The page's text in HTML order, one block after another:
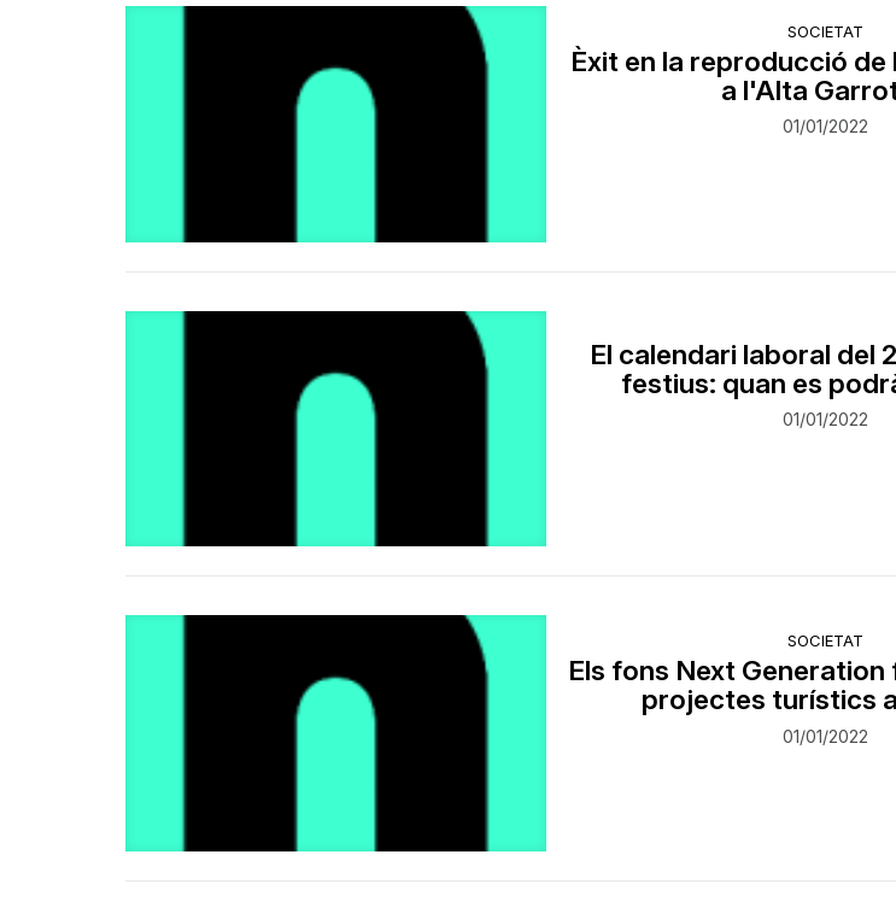
SOCIETAT
Èxit en la reproducció
a l'Alta
01/01/2022
El calendari laboral del
festius: quan es
01/01/2022
SOCIETAT
Els fons Next
projectes turístics
01/01/2022